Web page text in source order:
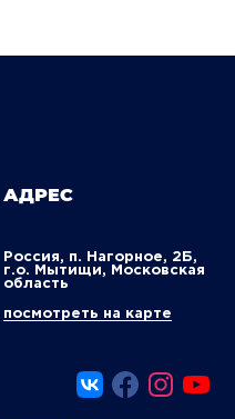
АДРЕС
Россия, п. Нагорное, 2Б,
г.о. Мытищи, Московская
область
посмотреть на карте